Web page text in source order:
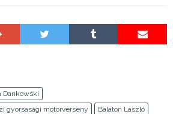
Dankowski
gyorsasági motorverseny
Balaton László